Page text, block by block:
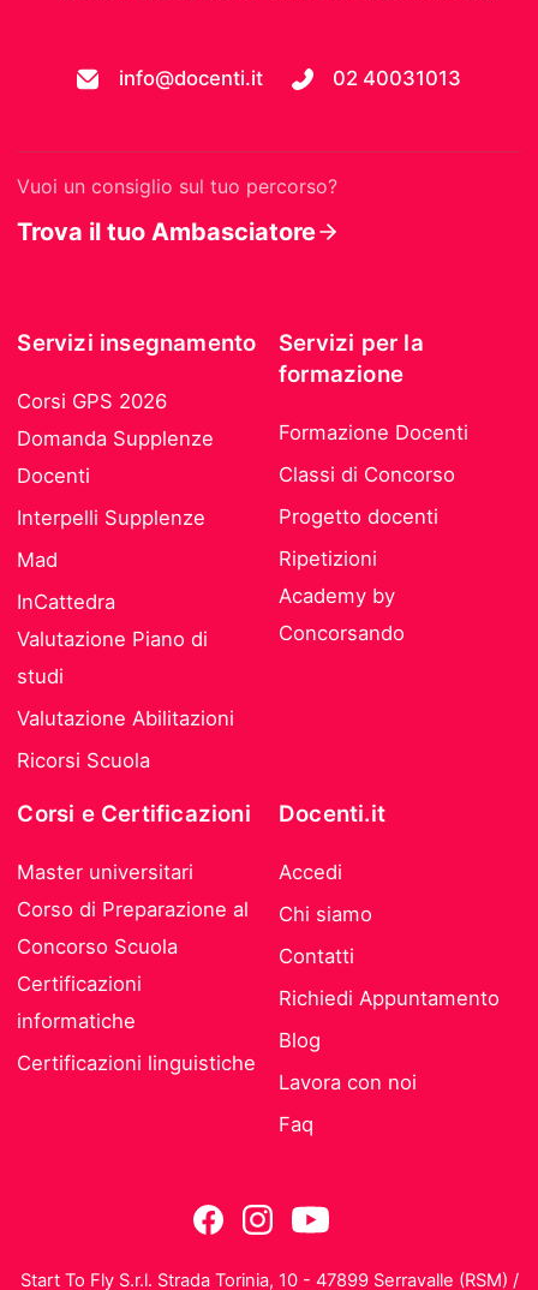
info@docenti.it 02 40031013
Vuoi un consiglio sul tuo percorso?
Trova il tuo Ambasciatore
Servizi insegnamento
Corsi GPS 2026
Domanda Supplenze
Docenti
Interpelli Supplenze
Mad
InCattedra
Valutazione Piano di
studi
Valutazione Abilitazioni
Ricorsi Scuola
Servizi per la
formazione
Formazione Docenti
Classi di Concorso
Progetto docenti
Ripetizioni
Academy by
Concorsando
Corsi e Certificazioni
Master universitari
Corso di Preparazione al
Concorso Scuola
Certificazioni
informatiche
Certificazioni linguistiche
Docenti.it
Accedi
Chi siamo
Contatti
Richiedi Appuntamento
Blog
Lavora con noi
Faq
Start To Fly S.r.l. Strada Torinia, 10 - 47899 Serravalle (RSM) /